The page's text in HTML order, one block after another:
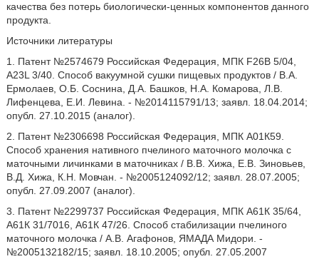
качества без потерь биологически-ценных компонентов данного
продукта.
Источники литературы
1. Патент №2574679 Российская Федерация, МПК F26B 5/04,
A23L 3/40. Способ вакуумной сушки пищевых продуктов / В.А.
Ермолаев, О.Б. Соснина, Д.А. Башков, Н.А. Комарова, Л.В.
Лифенцева, Е.И. Левина. - №2014115791/13; заявл. 18.04.2014;
опубл. 27.10.2015 (аналог).
2. Патент №2306698 Российская Федерация, МПК А01К59.
Способ хранения нативного пчелиного маточного молочка с
маточными личинками в маточниках / В.В. Хижа, Е.В. Зиновьев,
В.Д. Хижа, К.Н. Мовчан. - №2005124092/12; заявл. 28.07.2005;
опубл. 27.09.2007 (аналог).
3. Патент №2299737 Российская Федерация, МПК А61К 35/64,
А61К 31/7016, А61К 47/26. Способ стабилизации пчелиного
маточного молочка / А.В. Агафонов, ЯМАДА Мидори. -
№2005132182/15; заявл. 18.10.2005; опубл. 27.05.2007